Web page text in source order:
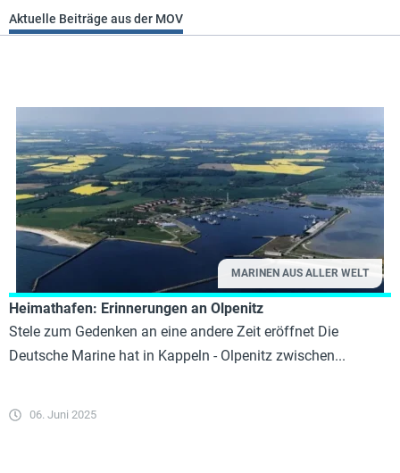
Aktuelle Beiträge aus der MOV
MARINEN AUS ALLER WELT
Heimathafen: Erinnerungen an Olpenitz
Stele zum Gedenken an eine andere Zeit eröffnet Die
Deutsche Marine hat in Kappeln - Olpenitz zwischen...
06. Juni 2025